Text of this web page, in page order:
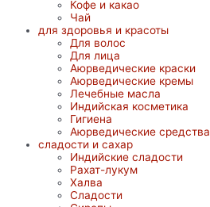
Кофе и какао
Чай
для здоровья и красоты
Для волос
Для лица
Аюрведические краски
Аюрведические кремы
Лечебные масла
Индийская косметика
Гигиена
Аюрведические средства
сладости и сахар
Индийские сладости
Рахат-лукум
Халва
Сладости